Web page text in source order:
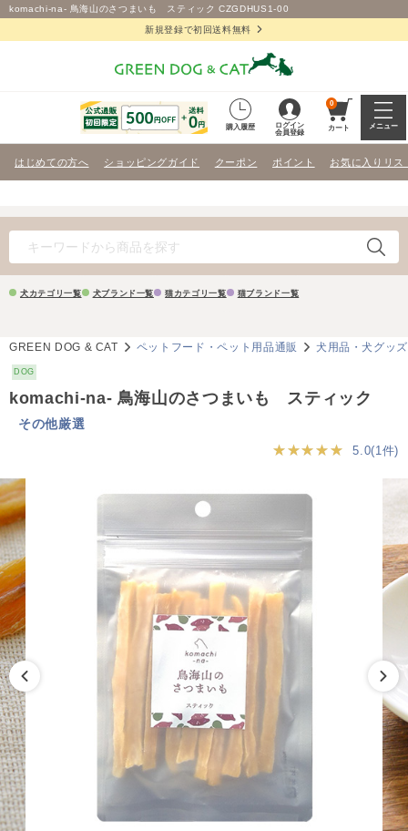
komachi-na- 鳥海山のさつまいも スティック CZGDHUS1-00
新規登録で初回送料無料
購入履歴
ログイン
会員登録
0
カート メニュー
はじめての方へ ショッピングガイド クーポン ポイント お気に入りリス
犬カテゴリ一覧 犬ブランド一覧 猫カテゴリ一覧 猫ブランド一覧
GREEN DOG & CAT ペットフード・ペット用品通販 犬用品・犬グッズ
DOG
komachi-na- 鳥海山のさつまいも スティック
その他厳選
★★★★★ 5.0(1件)